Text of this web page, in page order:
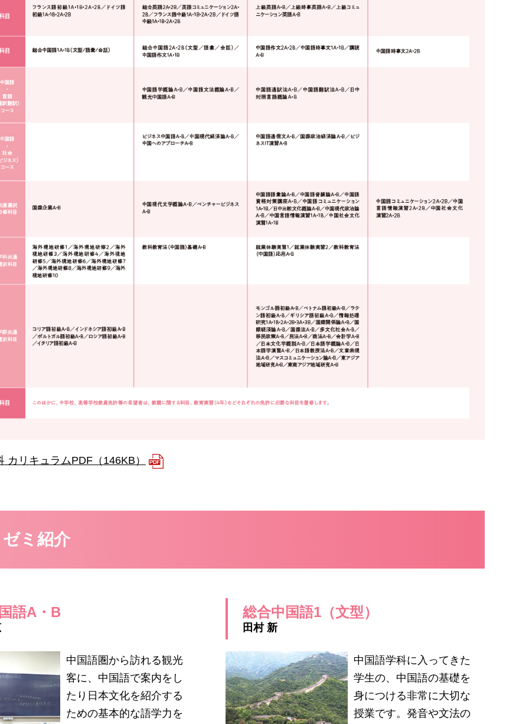
カリキュラムPDF（146KB）
ミ紹介
語A・B
中国語圏から訪れる観光
客に、中国語で案内をし
たり日本文化を紹介する
ための基本的な語学力を
総合中国語1（文型）
田村 新
中国語学科に入ってきた
学生の、中国語の基礎を
身につける非常に大切な
授業です。発音や文法の